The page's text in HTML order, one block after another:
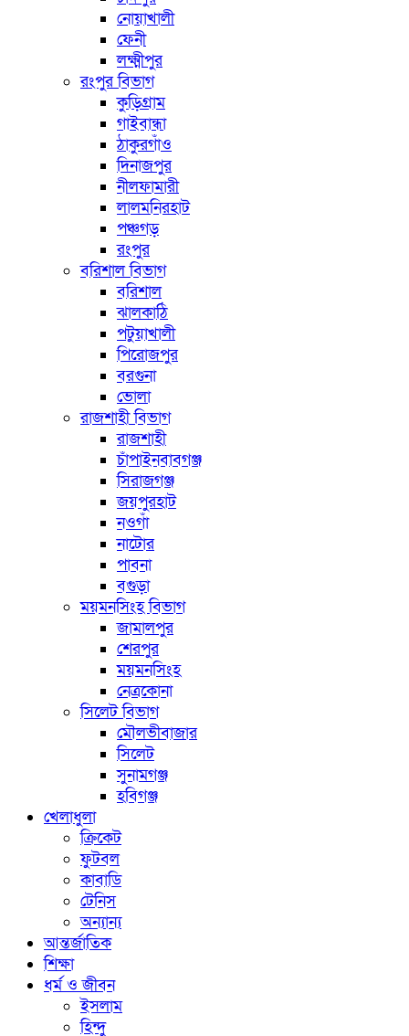
নোয়াখালী
ফেনী
লক্ষ্মীপুর
রংপুর বিভাগ
কুড়িগ্রাম
গাইবান্ধা
ঠাকুরগাঁও
দিনাজপুর
নীলফামারী
লালমনিরহাট
পঞ্চগড়
রংপুর
বরিশাল বিভাগ
বরিশাল
ঝালকাঠি
পটুয়াখালী
পিরোজপুর
বরগুনা
ভোলা
রাজশাহী বিভাগ
রাজশাহী
চাঁপাইনবাবগঞ্জ
সিরাজগঞ্জ
জয়পুরহাট
নওগাঁ
নাটোর
পাবনা
বগুড়া
ময়মনসিংহ বিভাগ
জামালপুর
শেরপুর
ময়মনসিংহ
নেত্রকোনা
সিলেট বিভাগ
মৌলভীবাজার
সিলেট
সুনামগঞ্জ
হবিগঞ্জ
খেলাধুলা
ক্রিকেট
ফুটবল
কাবাডি
টেনিস
অন্যান্য
আন্তর্জাতিক
শিক্ষা
ধর্ম ও জীবন
ইসলাম
হিন্দু